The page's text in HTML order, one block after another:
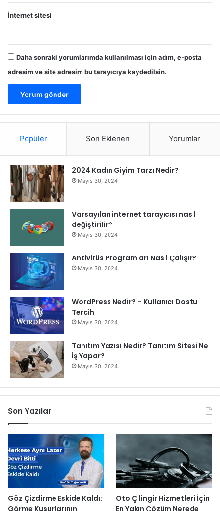
r
ı
n
İnternet sitesi
Daha sonraki yorumlarımda kullanılması için adım, e-posta
adresim ve site adresim bu tarayıcıya kaydedilsin.
Popüler Son Eklenen Yorumlar
2024 Kadın Giyim Tarzı Nedir?
Mayıs 30, 2024
Varsayılan internet tarayıcısı nasıl
değiştirilir?
Mayıs 30, 2024
Antivirüs Programları Nasıl Çalışır?
Mayıs 30, 2024
WordPress Nedir? – Kullanıcı Dostu
Tercih
Mayıs 30, 2024
Tanıtım Yazısı Nedir? Tanıtım Sitesi Ne
İş Yapar?
Mayıs 30, 2024
Son Yazılar
Göz Çizdirme Eskide Kaldı:
Görme Kusurlarının
Oto Çilingir Hizmetleri İçin
En Yakın Çözüm Nerede